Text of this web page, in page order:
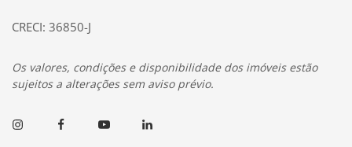
CRECI: 36850-J
Os valores, condições e disponibilidade dos imóveis estão
sujeitos a alterações sem aviso prévio.
InstagramFacebookYoutubeLinkedin